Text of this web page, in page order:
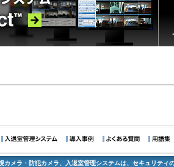
カメラ・防犯カメラ、入退室管理システムは、セキュリティ